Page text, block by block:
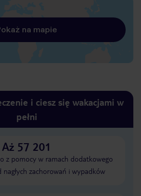
na mapie
i ciesz się wakacjami w
pełni
Aż 57 201
z pomocy w ramach dodatkowego
nagłych zachorowań i wypadków